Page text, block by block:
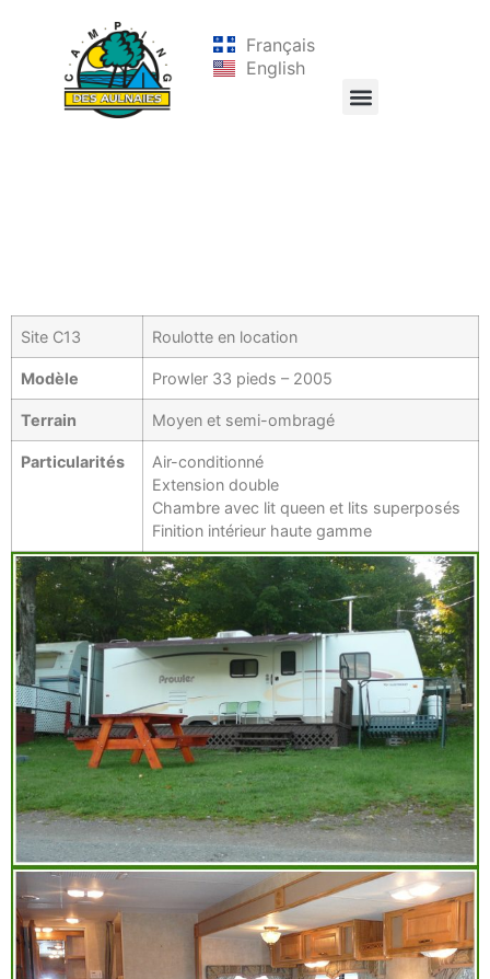
Français
English
Site C13 Roulotte en location
Modèle Prowler 33 pieds – 2005
Terrain Moyen et semi-ombragé
Particularités
Air-conditionné
Extension double
Chambre avec lit queen et lits superposés
Finition intérieur haute gamme